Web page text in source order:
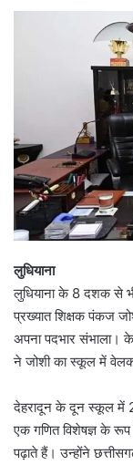
लुधियाना
लुधियाना के 8 दशक से
प्रख्यात शिक्षक पंकज
अपना पदभार संभाला।
ने जोशी का स्कूल में
देहरादून के दून स्कूल में
एक गणित विशेषज्ञ के रूप
पढ़ाते हैं। उन्होंने